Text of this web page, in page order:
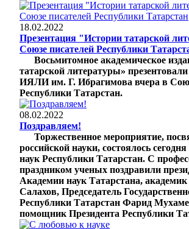
18.02.2022
Презентация "Истории татарской
Союзе писателей Республики
Восьмитомное академическое
татарской литературы»
ИЯЛИ им. Г. Ибрагимова вчера в
Республики Татарстан.
08.02.2022
Поздравляем!
Торжественное мероприятие,
российской науки, состоялось
наук Республики Татарстан. С
праздником ученых поздравили
Академии наук Татарстана,
Салахов, Председатель
Республики Татарстан Фарид
помощник Президента Республики